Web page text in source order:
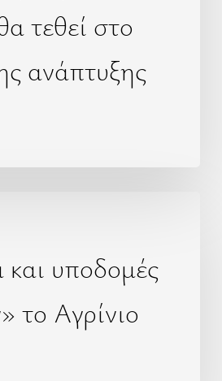
τεθεί στο
ανάπτυξης
και υποδομές
το Αγρίνιο